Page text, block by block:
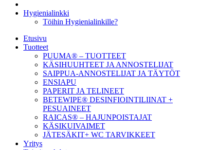
Hygienialinkki
Töihin Hygienialinkille?
Etusivu
Tuotteet
PUUMA® – TUOTTEET
KÄSIHUUHTEET JA ANNOSTELIJAT
SAIPPUA-ANNOSTELIJAT JA TÄYTÖT
ENSIAPU
PAPERIT JA TELINEET
BETEWIPE® DESINFIOINTILIINAT +
PESUAINEET
RAICAS® – HAJUNPOISTAJAT
KÄSIKUIVAIMET
JÄTESÄKIT+ WC TARVIKKEET
Yritys